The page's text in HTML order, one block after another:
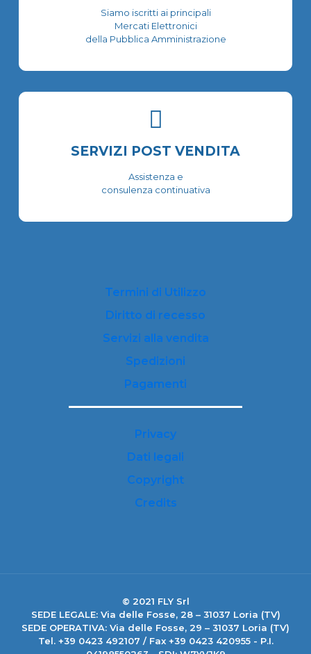
Siamo iscritti ai principali
Mercati Elettronici
della Pubblica Amministrazione
SERVIZI POST VENDITA
Assistenza e
consulenza continuativa
Termini di Utilizzo
Diritto di recesso
Servizi alla vendita
Spedizioni
Pagamenti
Privacy
Dati legali
Copyright
Credits
© 2021 FLY Srl
SEDE LEGALE: Via delle Fosse, 28 – 31037 Loria (TV)
SEDE OPERATIVA: Via delle Fosse, 29 – 31037 Loria (TV)
Tel. +39 0423 492107 / Fax +39 0423 420955 - P.I.